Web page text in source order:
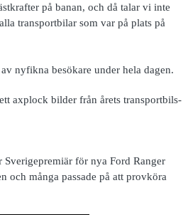
på banan, och då talar vi inte
transportbilar som var på plats på
nyfikna besökare under hela dagen.
axplock bilder från årets transportbils-
Sverigepremiär för nya Ford Ranger
och många passade på att provköra